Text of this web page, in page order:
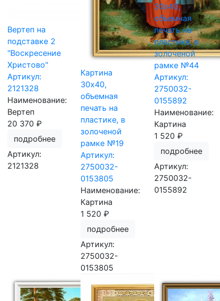
Вертеп на
подставке 2
"Воскресение
Христово"
Артикул:
2121328
Наименование:
Вертеп
20 370 ₽
подробнее
Артикул:
2121328
Картина
30х40,
объемная
печать на
пластике, в
золоченой
рамке №19
Артикул:
2750032-
0153805
Наименование:
Картина
1 520 ₽
подробнее
Артикул:
2750032-
0153805
30х40,
объемная
печать на
пластике, в
золоченой
рамке №44
Артикул:
2750032-
0155892
Наименование:
Картина
1 520 ₽
подробнее
Артикул:
2750032-
0155892